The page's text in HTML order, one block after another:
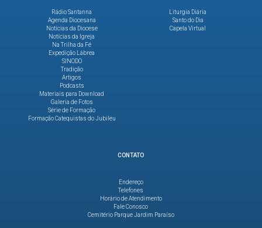
Rádio Santanna
Agenda Diocesana
Notícias da Diocese
Notícias da Igreja
Na Trilha da Fé
Expedição Lábrea
SINODO
Tradição
Artigos
Podcasts
Materiais para Download
Galeria de Fotos
Série de Formação
Formação Catequistas do Jubileu
Liturgia Diária
Santo do Dia
Capela Virtual
CONTATO
Endereço
Telefones
Horário de Atendimento
Fale Conosco
Cemitério Parque Jardim Paraíso